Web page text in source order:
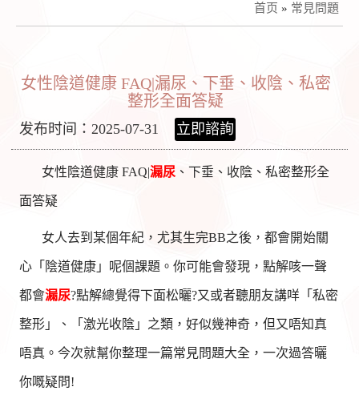
首页 » 常見問題
女性陰道健康 FAQ|漏尿、下垂、收陰、私密
整形全面答疑
发布时间：2025-07-31 立即諮詢
女性陰道健康 FAQ|漏尿 、下垂、收陰、私密整形全
面答疑
女人去到某個年紀，尤其生完BB之後，都會開始關
心「陰道健康」呢個課題。你可能會發現，點解咳一聲
都會漏尿?點解總覺得下面松曬?又或者聽朋友講咩「私密
整形」、「激光收陰」之類，好似幾神奇，但又唔知真
唔真。今次就幫你整理一篇常見問題大全，一次過答曬
你嘅疑問!